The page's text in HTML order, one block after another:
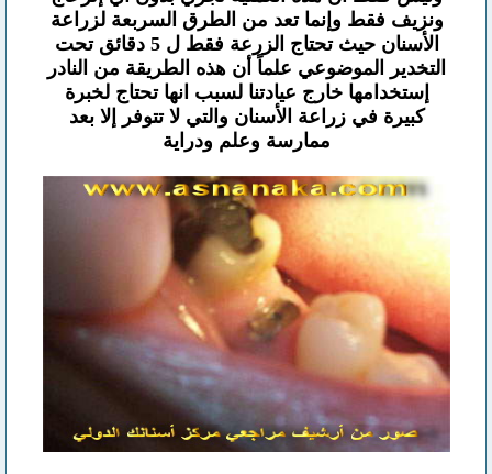
ونزيف فقط وإنما تعد من الطرق السربعة لزراعة
الأسنان حيث تحتاج الزرعة فقط ل 5 دقائق تحت
التخدير الموضوعي علماً أن هذه الطريقة من النادر
إستخدامها خارج عيادتنا لسبب انها تحتاج لخبرة
كبيرة في زراعة الأسنان والتي لا تتوفر إلا بعد
ممارسة وعلم ودراية